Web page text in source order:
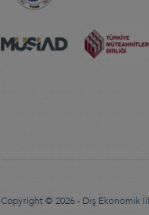
Copyright © 2026 - Dış Ekonomik